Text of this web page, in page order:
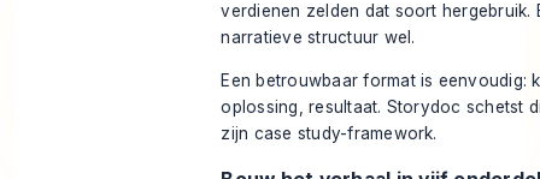
verdienen zelden dat soort hergebruik.
narratieve structuur wel.
Een betrouwbaar format is eenvoudig:
oplossing, resultaat. Storydoc schetst
zijn case study-framework.